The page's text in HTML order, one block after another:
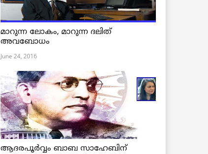
മാറുന്ന ലോകം, മാറുന്ന ദലിത്
അവബോധം
June 24, 2016
ആദരപൂര്‍വ്വം ബാബ സാഹേബിന്